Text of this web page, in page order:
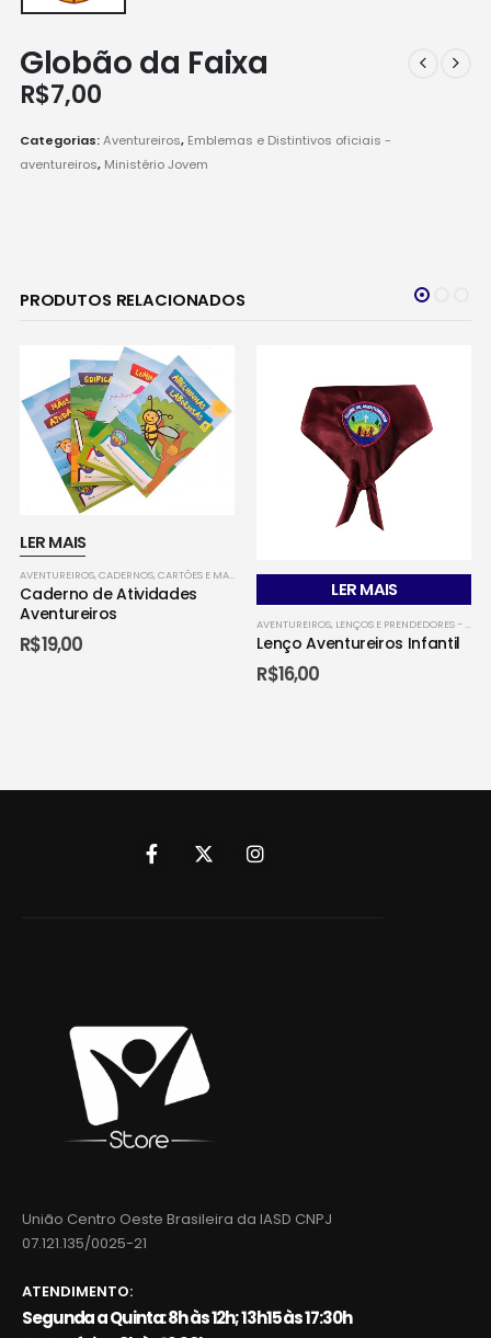
Globão da Faixa
R$7,00
Categorias:Aventureiros, Emblemas e Distintivos oficiais -
aventureiros, Ministério Jovem
PRODUTOS RELACIONADOS
EMBLEMAS E DISTINTIVOS OFICIAIS - AVENTUREIROS, MINISTÉRIO JOVEM
LER MAIS
AVENTUREIROS,CADERNOS, CARTÕES E MANUAIS - AVENTUREIROS ,MINISTÉRIO JOVEM
Caderno de Atividades
Aventureiros
R$19,00
LER MAIS
AVENTUREIROS, LENÇOS E PRENDEDORES - AVENTUREIROS
Lenço Aventureiros Infantil
R$16,00
União Centro Oeste Brasileira da IASD CNPJ
07.121.135/0025-21
ATENDIMENTO:
Segunda a Quinta: 8h às 12h; 13h15 às 17:30h